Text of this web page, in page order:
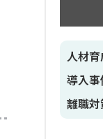
人材
導入事
離職